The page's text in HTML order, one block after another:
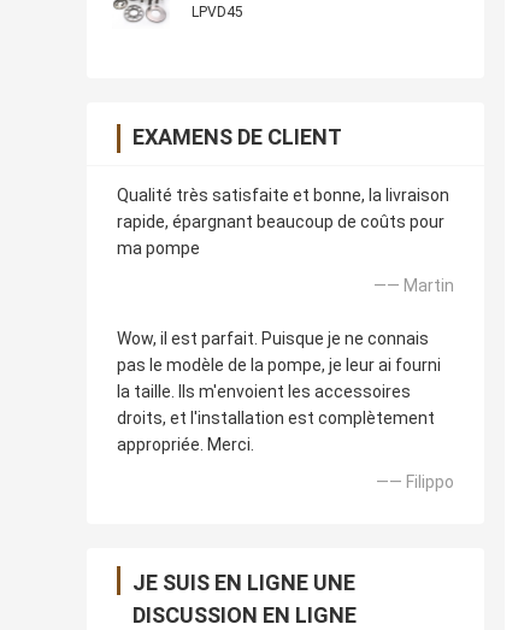
LPVD45
EXAMENS DE CLIENT
Qualité très satisfaite et bonne, la livraison
rapide, épargnant beaucoup de coûts pour
ma pompe
—— Martin
Wow, il est parfait. Puisque je ne connais
pas le modèle de la pompe, je leur ai fourni
la taille. Ils m'envoient les accessoires
droits, et l'installation est complètement
appropriée. Merci.
—— Filippo
JE SUIS EN LIGNE UNE
DISCUSSION EN LIGNE